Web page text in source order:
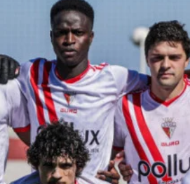
dos Santos Populares nas próximas noites de sexta-
feira e sábado. Por iniciativa da Junta de Freguesia
vila-franquense realiza-se o “Há Festa no Adro”
que pretende de algum modo recuperar o espírito
antigos arraiais populares, com gastronomia,
e muita animação. No Largo do Adro estão
mais de uma dezena de expositores e de
e haverá divertimentos e animação com o Duo
Musik’Art e o gru